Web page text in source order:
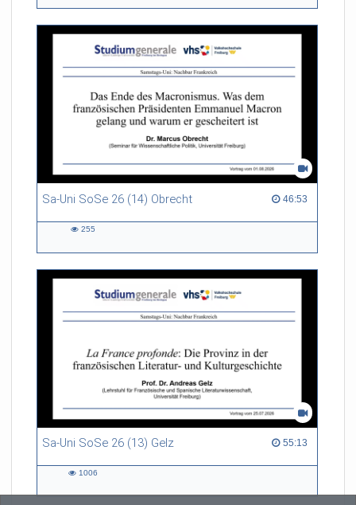
Sa-Uni SoSe 26 (14) Obrecht 46:53
46:53 duration
255
Sa-Uni SoSe 26 (13) Gelz 55:13
55:13 duration
1006